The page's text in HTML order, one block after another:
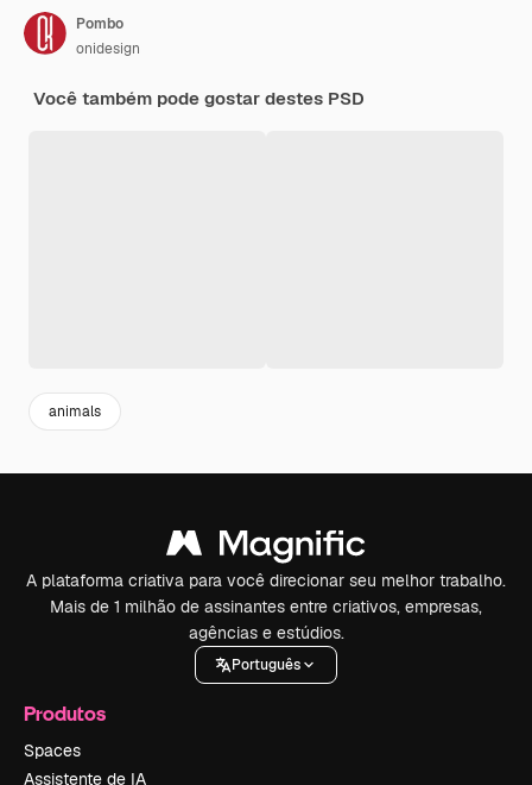
Pombo
onidesign
Você também pode gostar destes PSD
animals
A plataforma criativa para você direcionar seu melhor trabalho.
Mais de 1 milhão de assinantes entre criativos, empresas,
agências e estúdios.
Português
Produtos
Spaces
Assistente de IA